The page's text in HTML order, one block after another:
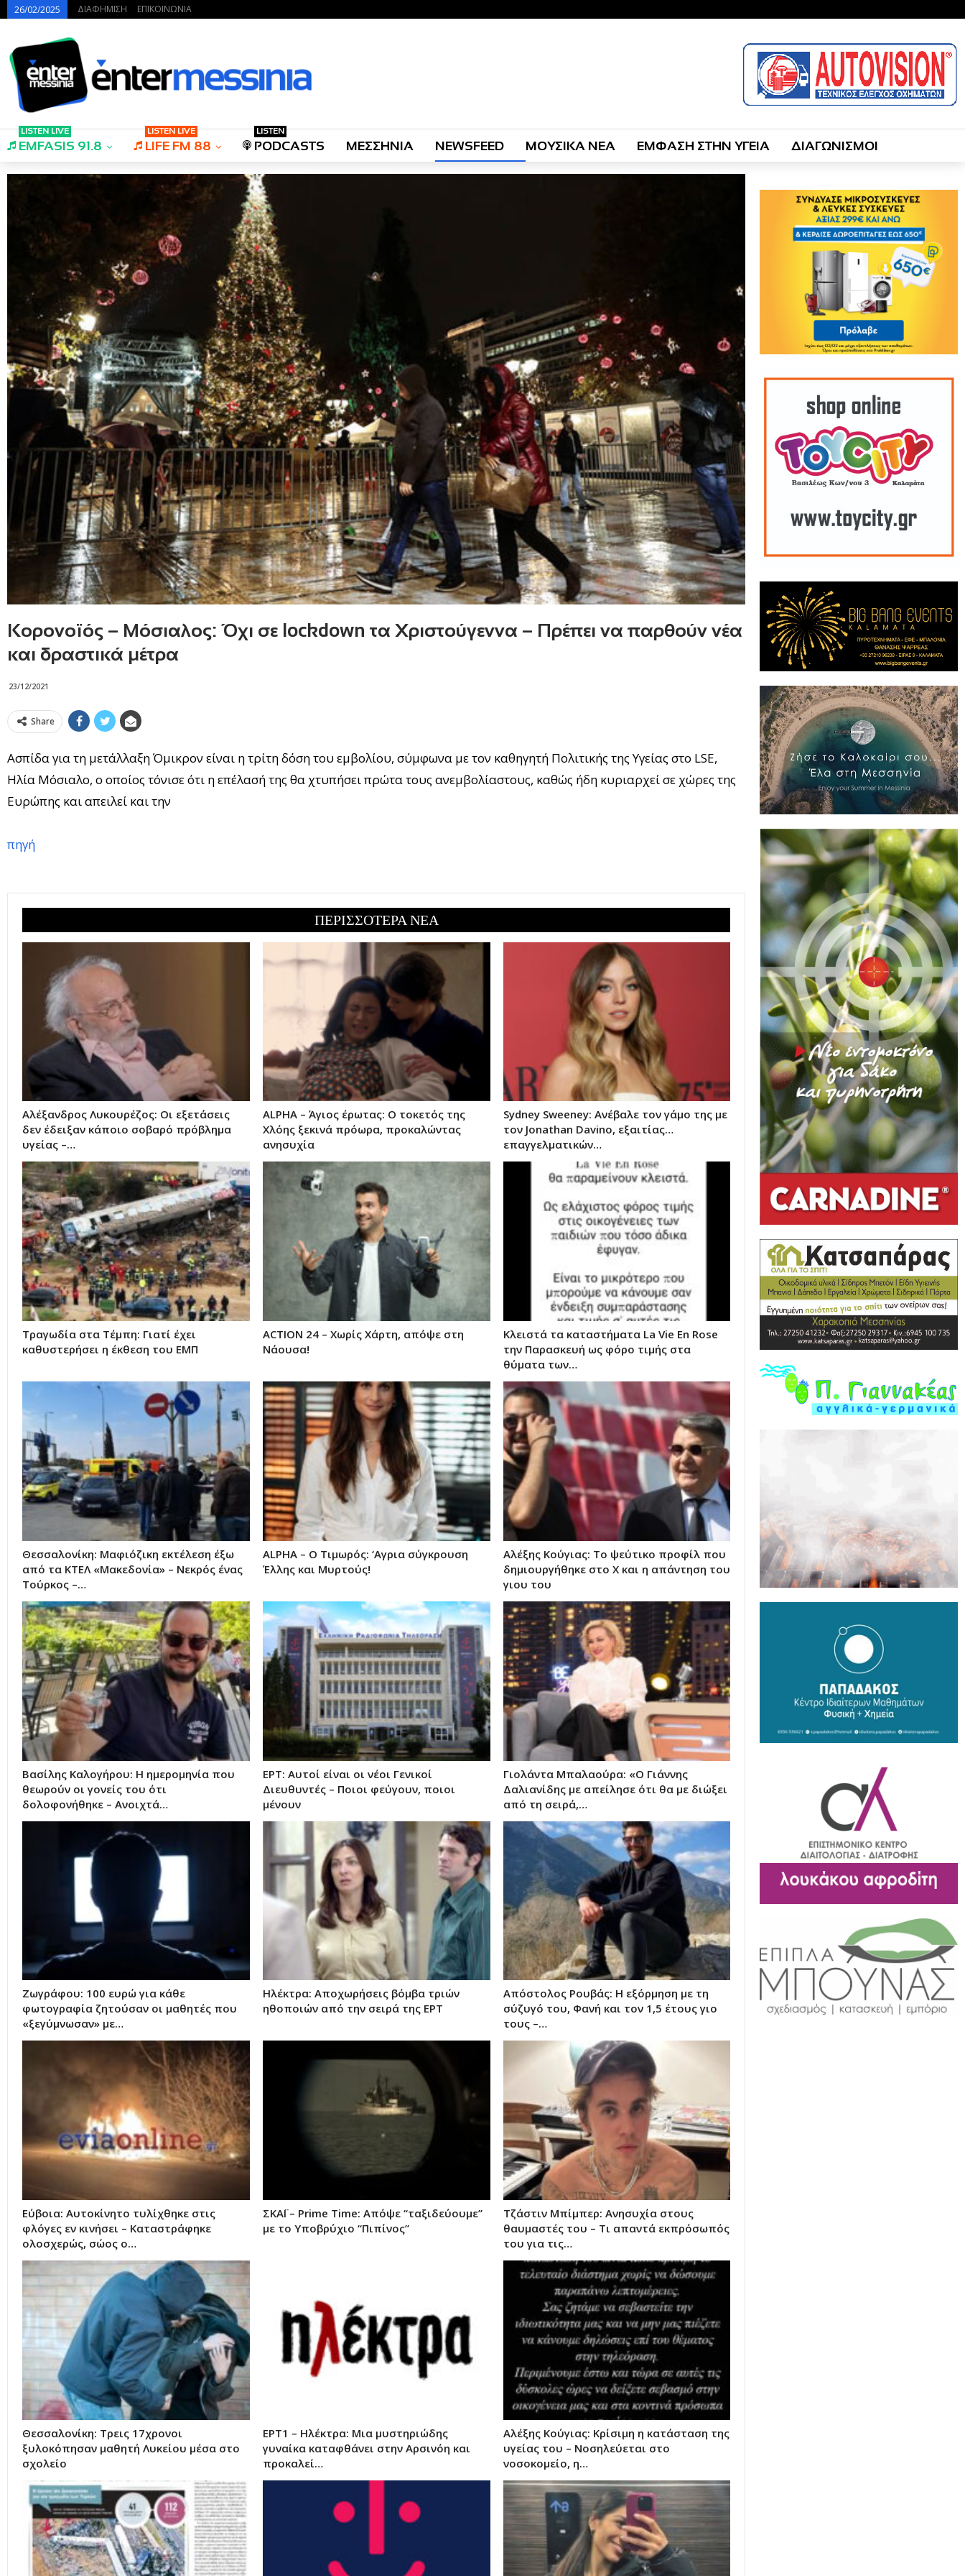
26/02/2025 ΔΙΑΦΗΜΙΣΗ ΕΠΙΚΟΙΝΩΝΙΑ
EMFASIS 91.8
LISTEN LIVE
LIFE FM 88
LISTEN LIVE
PODCASTS
LISTEN
ΜΕΣΣΗΝΙΑ NEWSFEED ΜΟΥΣΙΚΑ ΝΕΑ ΕΜΦΑΣΗ ΣΤΗΝ ΥΓΕΙΑ ΔΙΑΓΩΝΙΣΜΟΙ
Κορονοϊός – Μόσιαλος: Όχι σε lockdown τα Χριστούγεννα – Πρέπει να παρθούν νέα
και δραστικά μέτρα
23/12/2021
Share
Ασπίδα για τη μετάλλαξη Όμικρον είναι η τρίτη δόση του εμβολίου, σύμφωνα με τον καθηγητή Πολιτικής της Υγείας στο LSE,
Ηλία Μόσιαλο, ο οποίος τόνισε ότι η επέλασή της θα χτυπήσει πρώτα τους ανεμβολίαστους, καθώς ήδη κυριαρχεί σε χώρες της
Ευρώπης και απειλεί και την
πηγή
ΠΕΡΙΣΣΟΤΕΡΑ ΝΕΑ
Αλέξανδρος Λυκουρέζος: Οι εξετάσεις
δεν έδειξαν κάποιο σοβαρό πρόβλημα
υγείας –…
ALPHA – Άγιος έρωτας: Ο τοκετός της
Χλόης ξεκινά πρόωρα, προκαλώντας
ανησυχία
Sydney Sweeney: Ανέβαλε τον γάμο της με
τον Jonathan Davino, εξαιτίας…
επαγγελματικών…
Τραγωδία στα Τέμπη: Γιατί έχει
καθυστερήσει η έκθεση του ΕΜΠ
ACTION 24 – Χωρίς Χάρτη, απόψε στη
Νάουσα!
Κλειστά τα καταστήματα La Vie Εn Rose
την Παρασκευή ως φόρο τιμής στα
θύματα των…
Θεσσαλονίκη: Μαφιόζικη εκτέλεση έξω
από τα ΚΤΕΛ «Μακεδονία» – Νεκρός ένας
Τούρκος –…
ALPHA – Ο Τιμωρός: ‘Αγρια σύγκρουση
Έλλης και Μυρτούς!
Αλέξης Κούγιας: Το ψεύτικο προφίλ που
δημιουργήθηκε στο X και η απάντηση του
γιου του
Βασίλης Καλογήρου: Η ημερομηνία που
θεωρούν οι γονείς του ότι
δολοφονήθηκε – Ανοιχτά…
ΕΡΤ: Αυτοί είναι οι νέοι Γενικοί
Διευθυντές – Ποιοι φεύγουν, ποιοι
μένουν
Γιολάντα Μπαλαούρα: «Ο Γιάννης
Δαλιανίδης με απείλησε ότι θα με διώξει
από τη σειρά,…
Ζωγράφου: 100 ευρώ για κάθε
φωτογραφία ζητούσαν οι μαθητές που
«ξεγύμνωσαν» με…
Ηλέκτρα: Αποχωρήσεις βόμβα τριών
ηθοποιών από την σειρά της ΕΡΤ
Απόστολος Ρουβάς: Η εξόρμηση με τη
σύζυγό του, Φανή και τον 1,5 έτους γιο
τους –…
Εύβοια: Αυτοκίνητο τυλίχθηκε στις
φλόγες εν κινήσει – Καταστράφηκε
ολοσχερώς, σώος ο…
ΣΚΑΪ – Prime Time: Απόψε “ταξιδεύουμε”
με το Υποβρύχιο “Πιπίνος”
Τζάστιν Μπίμπερ: Ανησυχία στους
θαυμαστές του – Τι απαντά εκπρόσωπός
του για τις…
Θεσσαλονίκη: Τρεις 17χρονοι
ξυλοκόπησαν μαθητή Λυκείου μέσα στο
σχολείο
ΕΡΤ1 – Ηλέκτρα: Μια μυστηριώδης
γυναίκα καταφθάνει στην Αρσινόη και
προκαλεί…
Αλέξης Κούγιας: Κρίσιμη η κατάσταση της
υγείας του – Νοσηλεύεται στο
νοσοκομείο, η…